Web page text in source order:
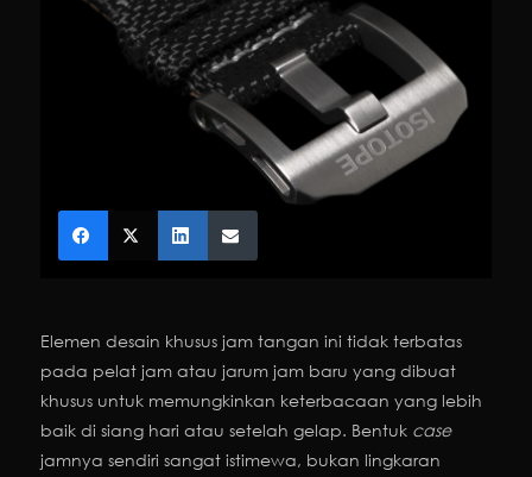
Elemen desain khusus jam tangan ini tidak terbatas
pada pelat jam atau jarum jam baru yang dibuat
khusus untuk memungkinkan keterbacaan yang lebih
baik di siang hari atau setelah gelap. Bentuk case
jamnya sendiri sangat istimewa, bukan lingkaran